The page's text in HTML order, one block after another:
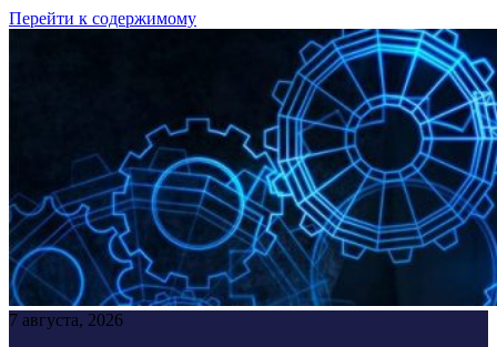
Перейти к содержимому
7 августа, 2026